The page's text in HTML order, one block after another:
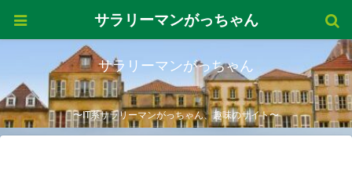
サラリーマンがっちゃん
〜IT系サラリーマンがっちゃん、趣味のサイト〜
サラリーマンがっちゃん